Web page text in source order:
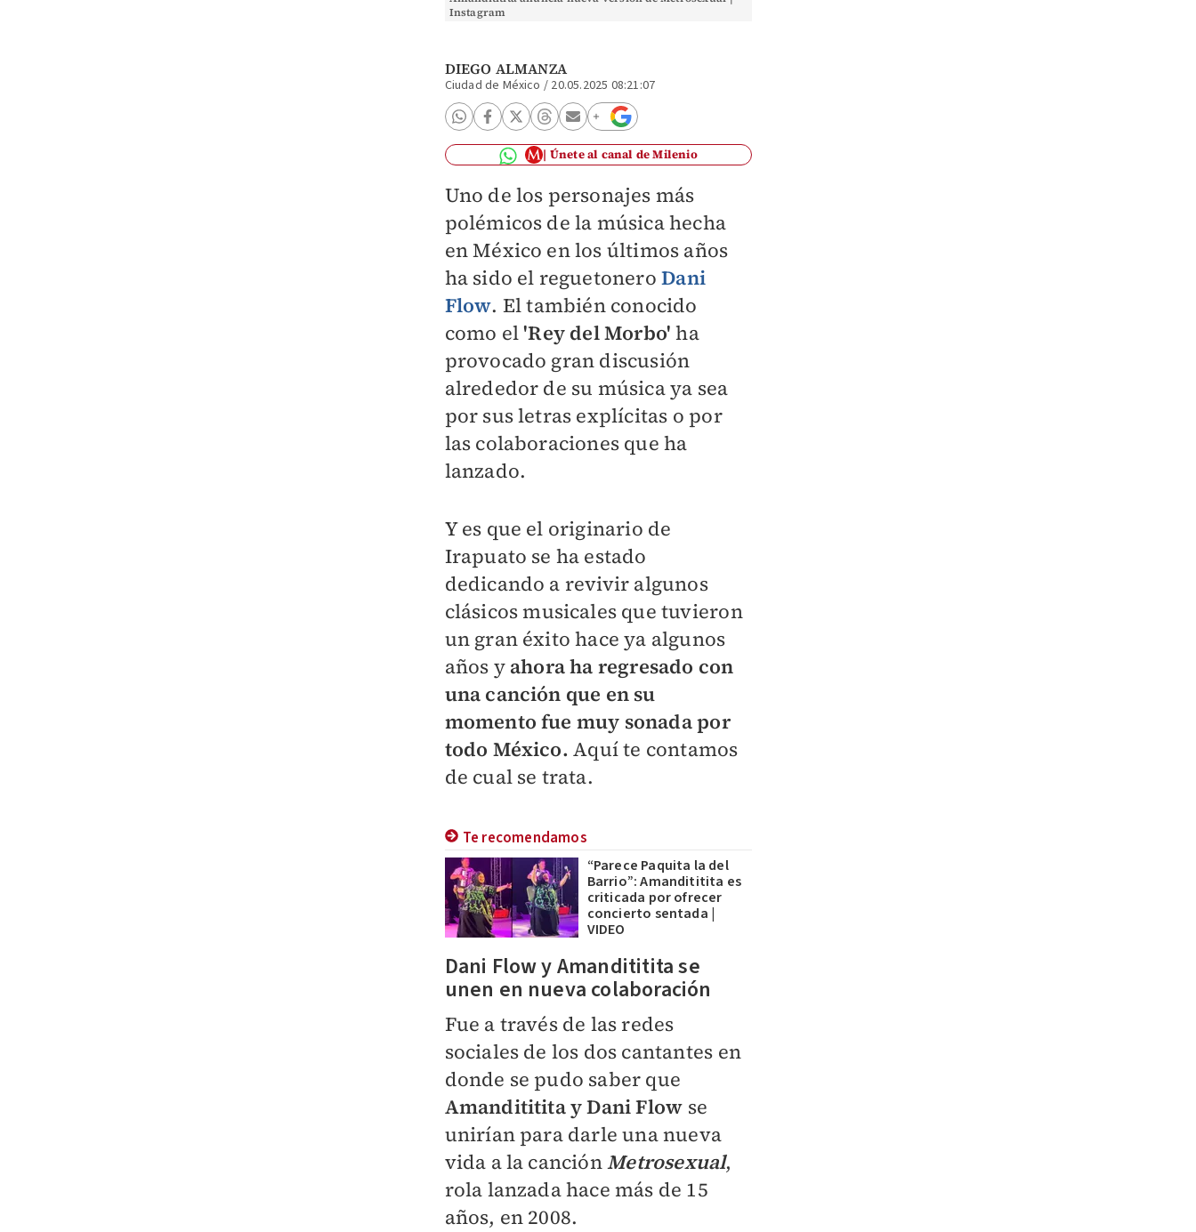
Instagram
DIEGO ALMANZA
Ciudad de México / 20.05.2025 08:21:07
Únete al canal de Milenio
Uno de los personajes más
polémicos de la música hecha
en México en los últimos años
ha sido el reguetoneroDani
Flow. El también conocido
como el'Rey del Morbo'ha
provocado gran discusión
alrededor de su música ya sea
por sus letras explícitas o por
las colaboraciones que ha
lanzado.
Y es que el originario de
Irapuato se ha estado
dedicando a revivir algunos
clásicos musicales que tuvieron
un gran éxito hace ya algunos
años y ahora ha regresado con
una canción que en su
momento fue muy sonada por
todo México.Aquí te contamos
de cual se trata.
Te recomendamos
“Parece Paquita la del
Barrio”: Amandititita es
criticada por ofrecer
concierto sentada |
VIDEO
Dani Flow y Amandititita se
unen en nueva colaboración
Fue a través de las redes
sociales de los dos cantantes en
donde se pudo saber que
Amandititita y Dani Flow se
unirían para darle una nueva
vida a la canciónMetrosexual,
rola lanzada hace más de 15
años, en 2008.